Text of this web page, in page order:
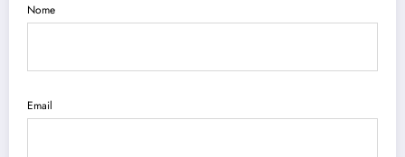
Nome
Email